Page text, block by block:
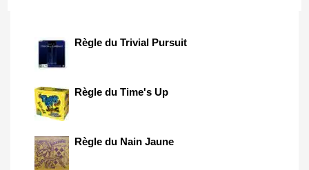
Règle du Trivial Pursuit
Règle du Time's Up
Règle du Nain Jaune